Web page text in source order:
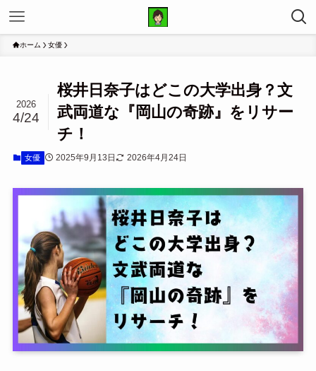
ホーム 女優
桜井日奈子はどこの大学出身？文
武両道な『岡山の奇跡』をリサー
チ！
2026
4/24
女優 2025年9月13日 2026年4月24日